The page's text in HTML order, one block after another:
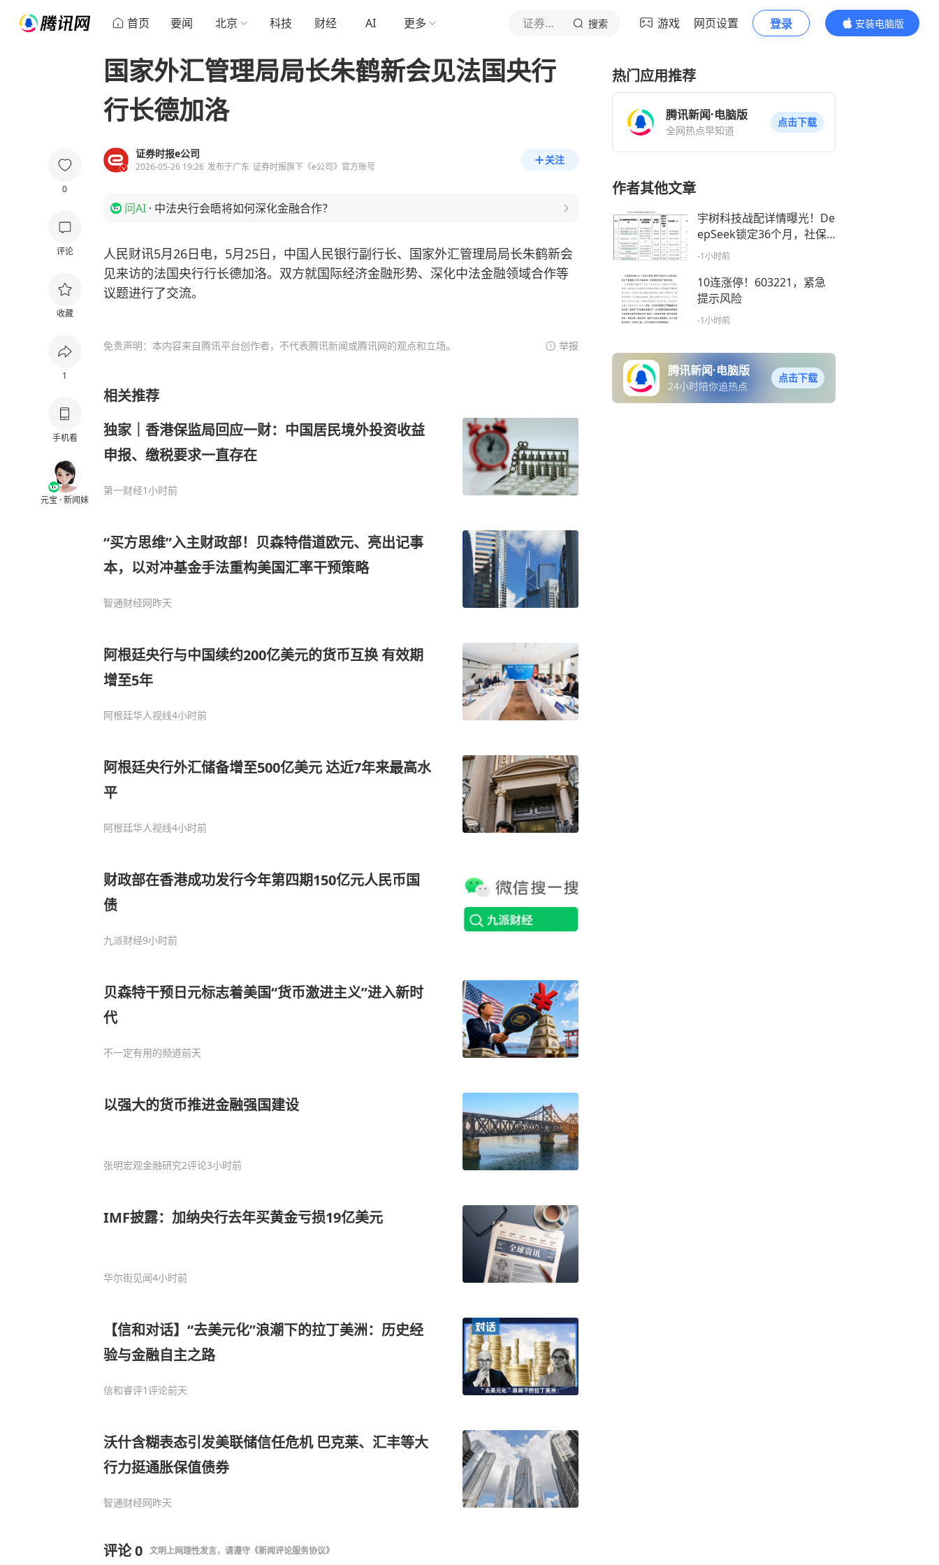
首页 要闻 北京 科技 财经 AI 更多 证券时报e公司 搜索 游戏 网页设置 登录
安装电脑版
内容更精彩
0
评论
收藏
1
手机看
元宝 · 新闻妹
国家外汇管理局局长朱鹤新会见法国央行
行长德加洛
证券时报e公司
2026-05-26 19:26 发布于广东 证券时报旗下《e公司》官方账号
关注
问AI · 中法央行会晤将如何深化金融合作？
人民财讯5月26日电，5月25日，中国人民银行副行长、国家外汇管理局局长朱鹤新会
见来访的法国央行行长德加洛。双方就国际经济金融形势、深化中法金融领域合作等
议题进行了交流。
免责声明：本内容来自腾讯平台创作者，不代表腾讯新闻或腾讯网的观点和立场。 举报
相关推荐
独家｜香港保监局回应一财：中国居民境外投资收益
申报、缴税要求一直存在
第一财经1小时前
“买方思维”入主财政部！贝森特借道欧元、亮出记事
本，以对冲基金手法重构美国汇率干预策略
智通财经网昨天
阿根廷央行与中国续约200亿美元的货币互换 有效期
增至5年
阿根廷华人视线4小时前
阿根廷央行外汇储备增至500亿美元 达近7年来最高水
平
阿根廷华人视线4小时前
财政部在香港成功发行今年第四期150亿元人民币国
债
九派财经9小时前
贝森特干预日元标志着美国“货币激进主义”进入新时
代
不一定有用的频道前天
以强大的货币推进金融强国建设
张明宏观金融研究2评论3小时前
IMF披露：加纳央行去年买黄金亏损19亿美元
华尔街见闻4小时前
【信和对话】“去美元化”浪潮下的拉丁美洲：历史经
验与金融自主之路
信和睿评1评论前天
沃什含糊表态引发美联储信任危机 巴克莱、汇丰等大
行力挺通胀保值债券
智通财经网昨天
评论0 文明上网理性发言，请遵守 《新闻评论服务协议》
热门应用推荐
腾讯新闻·电脑版
全网热点早知道
点击下载
作者其他文章
宇树科技战配详情曝光！De
epSeek锁定36个月，社保
基金多个组合参与
-1小时前
10连涨停！603221，紧急
提示风险
-1小时前
腾讯新闻·电脑版
24小时陪你追热点
点击下载